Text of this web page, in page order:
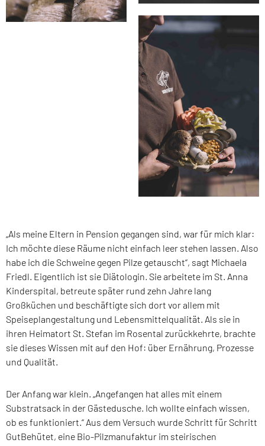
„Als meine Eltern in Pension gegangen sind, war für mich klar:
Ich möchte diese Räume nicht einfach leer stehen lassen. Also
habe ich die Schweine gegen Pilze getauscht“, sagt Michaela
Friedl. Eigentlich ist sie Diätologin. Sie arbeitete im St. Anna
Kinderspital, betreute später rund zehn Jahre lang
Großküchen und beschäftigte sich dort vor allem mit
Speiseplangestaltung und Lebensmittelqualität. Als sie in
ihren Heimatort St. Stefan im Rosental zurückkehrte, brachte
sie dieses Wissen mit auf den Hof: über Ernährung, Prozesse
und Qualität.
Der Anfang war klein. „Angefangen hat alles mit einem
Substratsack in der Gästedusche. Ich wollte einfach wissen,
ob es funktioniert.“ Aus dem Versuch wurde Schritt für Schritt
GutBehütet, eine Bio-Pilzmanufaktur im steirischen